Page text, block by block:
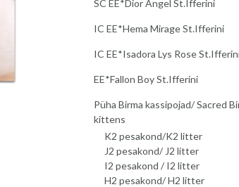
SC EE*Dior Angel St.Ifferini
IC EE*Hema Mirage St.Ifferini
IC EE*Isadora Lys Rose
EE*Fallon Boy St.Ifferini
Püha Birma kassipojad/ Sacred
kittens
K2 pesakond/K2 litter
J2 pesakond/ J2 litter
I2 pesakond / I2 litter
H2 pesakond/ H2 litter